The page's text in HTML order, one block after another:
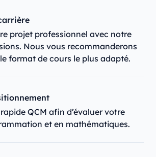
projet professionnel avec notre
Nous vous recommanderons
format de cours le plus adapté.
QCM afin d’évaluer votre
et en mathématiques.